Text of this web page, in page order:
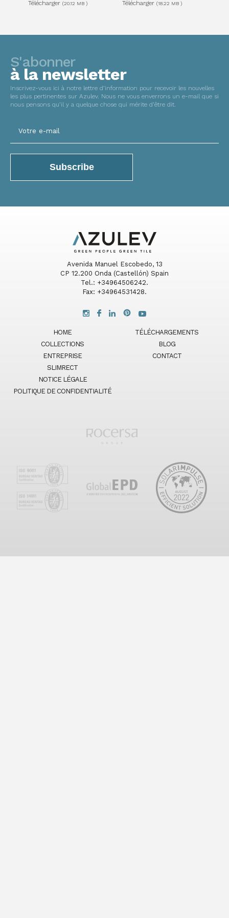
Télécharger (20.12 MB ) Télécharger (18.22 MB )
S'abonner
à la newsletter
Inscrivez-vous ici à notre lettre d’information pour recevoir les nouvelles
les plus pertinentes sur Azulev. Nous ne vous enverrons un e-mail que si
nous pensons qu’il y a quelque chose qui mérite d’être dit.
Avenida Manuel Escobedo, 13
CP 12.200 Onda (Castellón) Spain
Tel.: +34964506242.
Fax: +34964531428.
HOME
COLLECTIONS
ENTREPRISE
SLIMRECT
TÉLÉCHARGEMENTS
BLOG
CONTACT
NOTICE LÉGALE
POLITIQUE DE CONFIDENTIALITÉ